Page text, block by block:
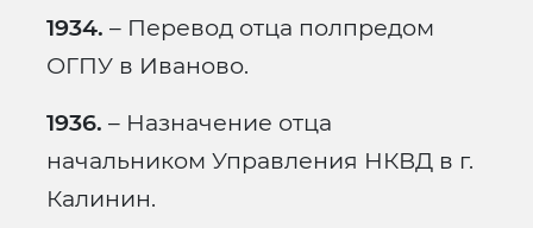
1934. – Перевод отца полпредом
ОГПУ в Иваново.
1936. – Назначение отца
начальником Управления НКВД в г.
Калинин.